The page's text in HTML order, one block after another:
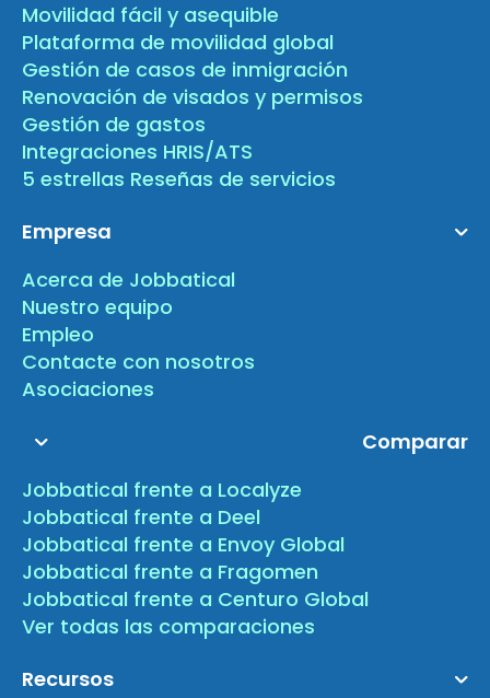
Movilidad fácil y asequible
Plataforma de movilidad global
Gestión de casos de inmigración
Renovación de visados y permisos
Gestión de gastos
Integraciones HRIS/ATS
5 estrellas Reseñas de servicios
Empresa
Acerca de Jobbatical
Nuestro equipo
Empleo
Contacte con nosotros
Asociaciones
Comparar
Jobbatical frente a Localyze
Jobbatical frente a Deel
Jobbatical frente a Envoy Global
Jobbatical frente a Fragomen
Jobbatical frente a Centuro Global
Ver todas las comparaciones
Recursos